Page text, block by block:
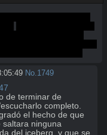
No. 1749
de terminar de
completo.
el hecho de que
saltara ninguna
del iceberg, y que se